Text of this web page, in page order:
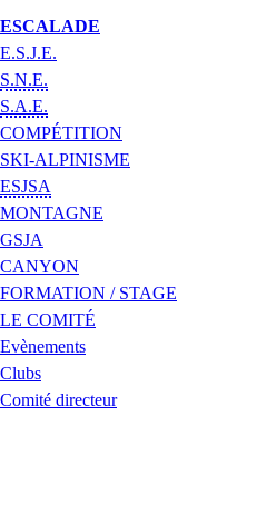
ESCALADE
E.S.J.E.
S.N.E.
S.A.E.
COMPÉTITION
SKI-ALPINISME
ESJSA
MONTAGNE
GSJA
CANYON
FORMATION / STAGE
LE COMITÉ
Evènements
Clubs
Comité directeur